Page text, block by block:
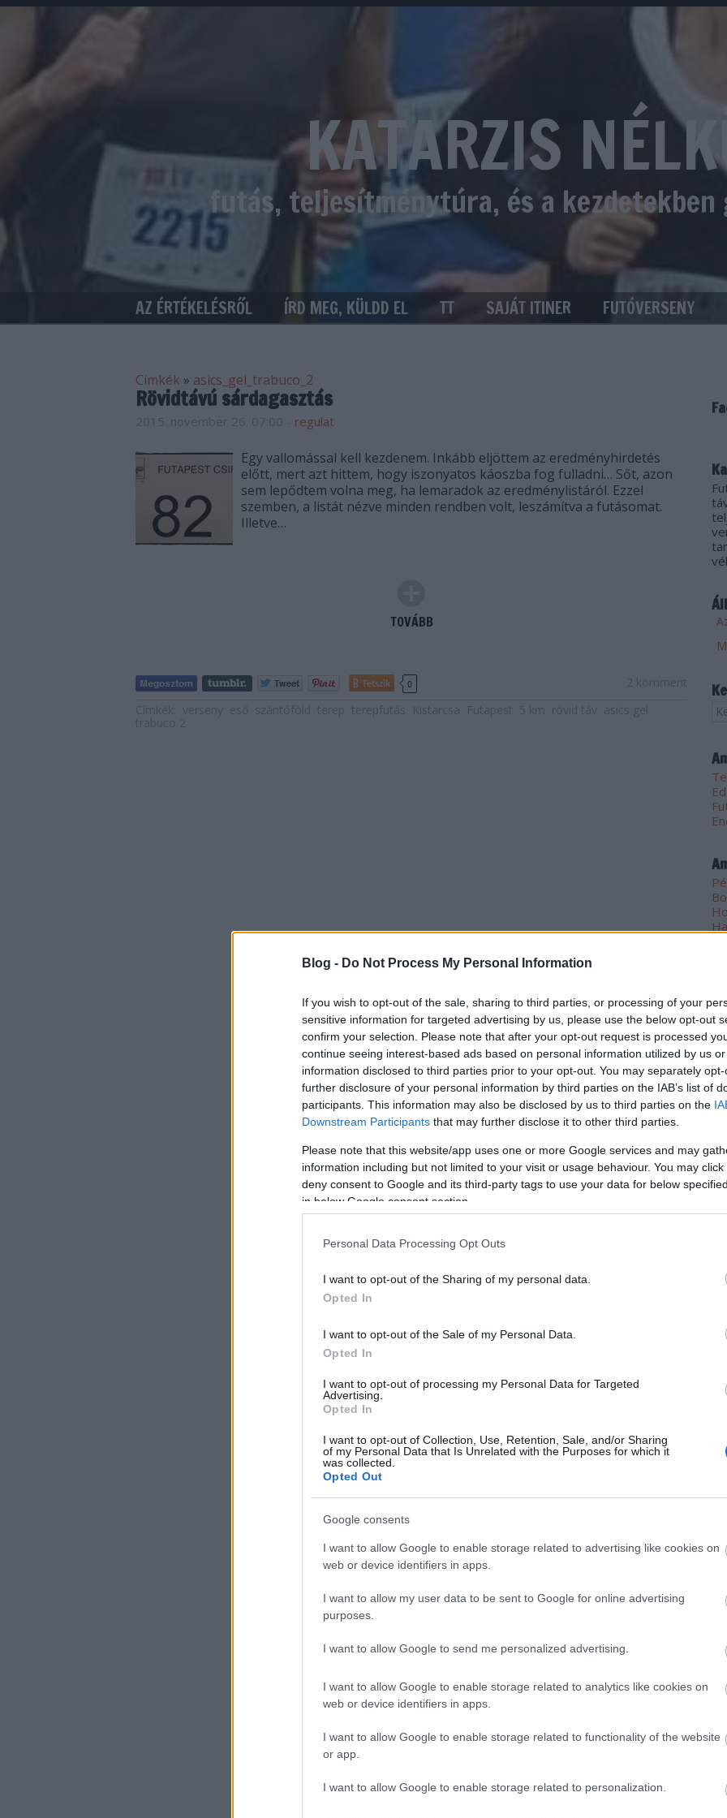
Blog - Do Not Process My Personal Information
If you wish to opt-out of the sale, sharing to third parties, or processing of your
sensitive information for targeted advertising by us, please use the below opt-out
confirm your selection. Please note that after your opt-out request is processed
continue seeing interest-based ads based on personal information utilized by us
information disclosed to third parties prior to your opt-out. You may separately
further disclosure of your personal information by third parties on the IAB’s list of
participants. This information may also be disclosed by us to third parties on the
Downstream Participants that may further disclose it to other third parties.
Please note that this website/app uses one or more Google services and may
information including but not limited to your visit or usage behaviour. You may
deny consent to Google and its third-party tags to use your data for below
in below Google consent section.
Personal Data Processing Opt Outs
I want to opt-out of the Sharing of my personal data.
Opted In
I want to opt-out of the Sale of my Personal Data.
Opted In
I want to opt-out of processing my Personal Data for Targeted
Advertising.
Opted In
I want to opt-out of Collection, Use, Retention, Sale, and/or Sharing
of my Personal Data that Is Unrelated with the Purposes for which it
was collected.
Opted Out
Google consents
I want to allow Google to enable storage related to advertising like cookies on
web or device identifiers in apps.
I want to allow my user data to be sent to Google for online advertising
purposes.
I want to allow Google to send me personalized advertising.
I want to allow Google to enable storage related to analytics like cookies on
web or device identifiers in apps.
I want to allow Google to enable storage related to functionality of the website
or app.
I want to allow Google to enable storage related to personalization.
KATARZIS
futás, teljesítménytúra, és a kezdetekben
AZ ÉRTÉKELÉSRŐL ÍRD MEG, KÜLDD EL TT SAJÁT ITINER FUTÓVERSENY
Címkék » asics_gel_trabuco_2
Rövidtávú sárdagasztás
regulat
Egy vallomással kell kezdenem. Inkább eljöttem az eredményhirdetés
előtt, mert azt hittem, hogy iszonyatos káoszba fog fulladni… Sőt, azon
sem lepődtem volna meg, ha lemaradok az eredménylistáról. Ezzel
szemben, a listát nézve minden rendben volt, leszámítva a futásomat.
Illetve…
TOVÁBB
Tetszik 0
(
km